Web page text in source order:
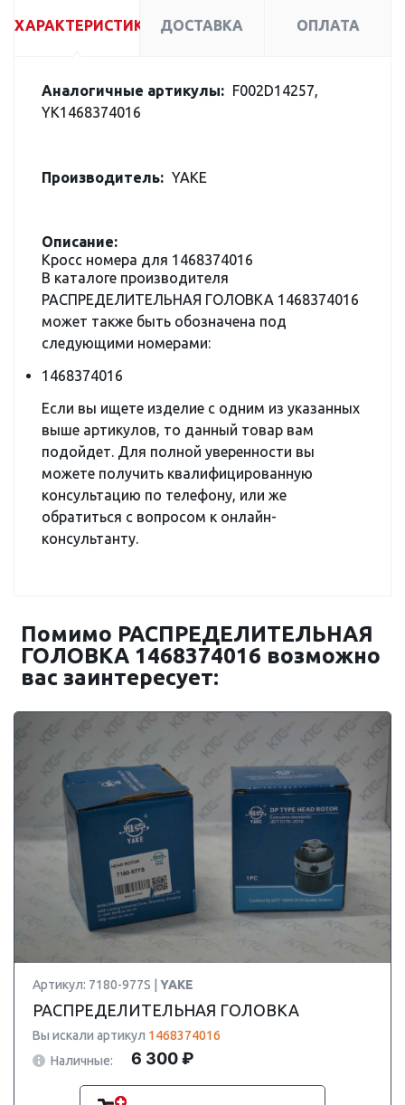
ХАРАКТЕРИСТИКИ ДОСТАВКА ОПЛАТА
Аналогичные артикулы: F002D14257,
YK1468374016
Производитель: YAKE
Описание:
Кросс номера для 1468374016
В каталоге производителя
РАСПРЕДЕЛИТЕЛЬНАЯ ГОЛОВКА 1468374016
может также быть обозначена под
следующими номерами:
1468374016
Если вы ищете изделие с одним из указанных
выше артикулов, то данный товар вам
подойдет. Для полной уверенности вы
можете получить квалифицированную
консультацию по телефону, или же
обратиться с вопросом к онлайн-
консультанту.
Помимо РАСПРЕДЕЛИТЕЛЬНАЯ
ГОЛОВКА 1468374016 возможно
вас заинтересует:
Артикул: 7180-977S | YAKE
РАСПРЕДЕЛИТЕЛЬНАЯ ГОЛОВКА
Вы искали артикул 1468374016
Наличные:
6 300 ₽